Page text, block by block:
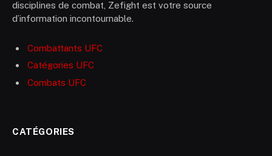
disciplines de combat, Zefight est votre source
d’information incontournable.
Combattants UFC
Catégories UFC
Combats UFC
CATÉGORIES